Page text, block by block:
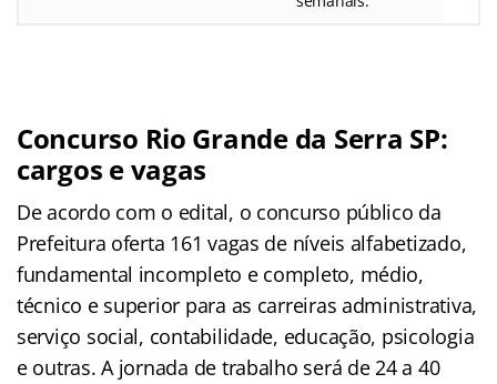
Concurso Rio Grande da Serra SP:
cargos e vagas
De acordo com o edital, o concurso público da
Prefeitura oferta 161 vagas de níveis alfabetizado,
fundamental incompleto e completo, médio,
técnico e superior para as carreiras administrativa,
serviço social, contabilidade, educação, psicologia
e outras. A jornada de trabalho será de 24 a 40